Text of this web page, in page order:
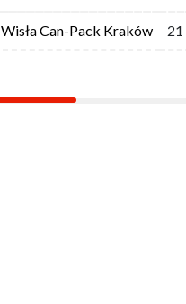
Wisła Can-Pack Kraków 21
Wisła Can-Pack Kraków 21